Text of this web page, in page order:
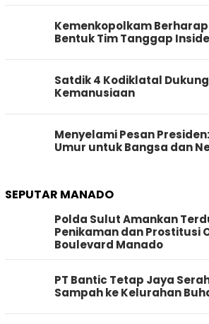
Kemenkopolkam
Bentuk Tim Tanggap
Satdik 4 Kodiklatal
Kemanusiaan
Menyelami Pesan
Umur untuk Bangsa dan
SEPUTAR MANADO
Polda Sulut Amankan
Penikaman dan Prostitusi
Boulevard Manado
PT Bantic Tetap Jaya
Sampah ke Kelurahan